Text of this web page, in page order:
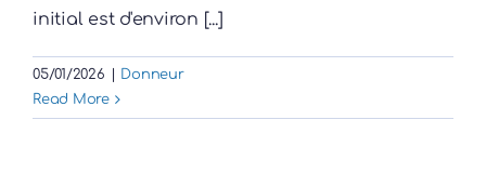
initial est d'environ [...]
05/01/2026
Donneur
Read More